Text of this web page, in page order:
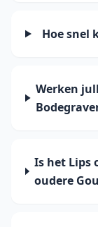
Hoe snel
Werken
Is het Lips
oudere